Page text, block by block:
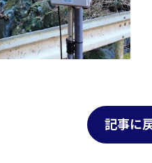
記事に